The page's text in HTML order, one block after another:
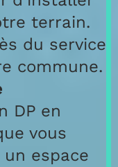
terrain.
du service
commune.
DP en
vous
espace